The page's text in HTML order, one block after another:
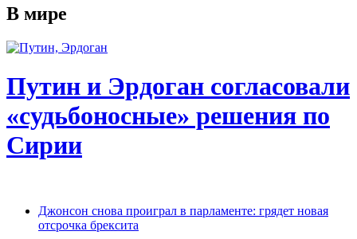
В мире
Путин и Эрдоган согласовали
«судьбоносные» решения по
Сирии
Джонсон снова проиграл в парламенте: грядет новая
отсрочка брексита